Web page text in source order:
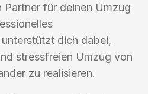
für deinen Umzug
unterstützt dich dabei,
stressfreien Umzug von
zu realisieren.